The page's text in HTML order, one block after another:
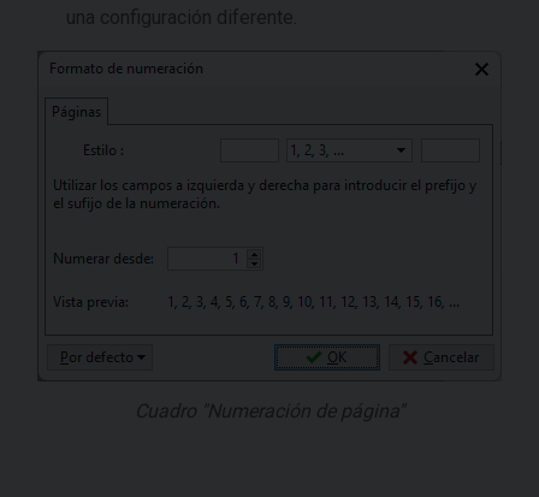
una configuración diferente.
Cuadro "Numeración de página"